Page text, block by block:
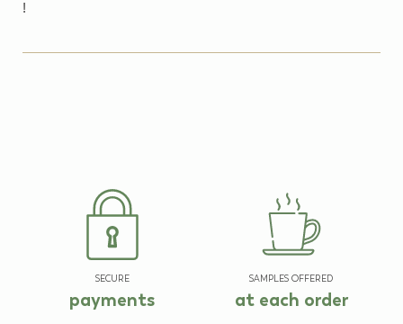
!
SECURE
payments
SAMPLES OFFERED
at each order